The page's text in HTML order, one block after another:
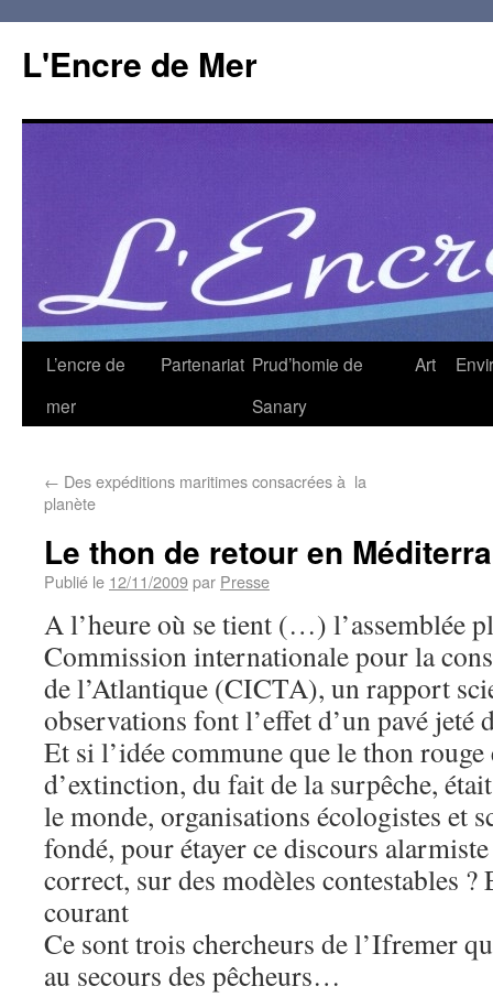
L'Encre de Mer
L’encre de
mer
Partenariat Prud’homie de
Sanary
Art
← Des expéditions maritimes consacrées à la
planète
Le thon de retour en
Publié le 12/11/2009par Presse
A l’heure où se tient (…) l’assemblée
Commission internationale pour la
de l’Atlantique (CICTA), un rapport
observations font l’effet d’un pavé jeté
Et si l’idée commune que le thon rouge
d’extinction, du fait de la surpêche,
le monde, organisations écologistes et
fondé, pour étayer ce discours
correct, sur des modèles contestables
courant
Ce sont trois chercheurs de l’Ifremer
au secours des pêcheurs…